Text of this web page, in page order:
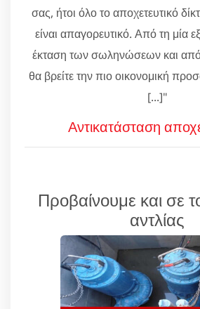
σας, ήτοι όλο το αποχετευτικό
είναι απαγορευτικό. Από τη μία
έκταση των σωληνώσεων και
θα βρείτε την πιο οικονομική
[...]"
Αντικατάσταση
Προβαίνουμε και σε
αντλίας